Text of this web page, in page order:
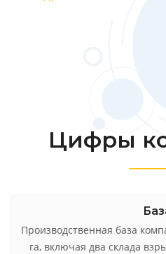
все руководители
Цифры
В штате предприятия
из них 43 являются
Производственная база
га, включая два склада
Со дня основания
сегодняшний день